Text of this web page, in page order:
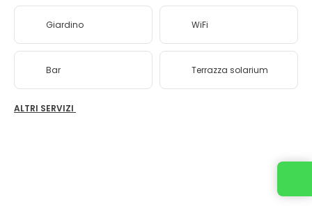
Giardino WiFi
Bar Terrazza solarium
ALTRI SERVIZI